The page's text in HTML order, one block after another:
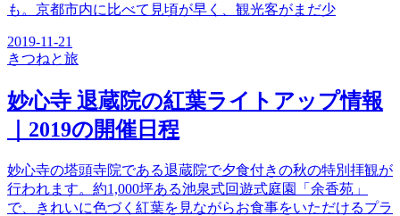
も。京都市内に比べて見頃が早く、観光客がまだ少
2019-11-21
きつねと旅
妙心寺 退蔵院の紅葉ライトアップ情報
｜2019の開催日程
妙心寺の塔頭寺院である退蔵院で夕食付きの秋の特別拝観が
行われます。約1,000坪ある池泉式回遊式庭園「余香苑」
で、きれいに色づく紅葉を見ながらお食事をいただけるプラ